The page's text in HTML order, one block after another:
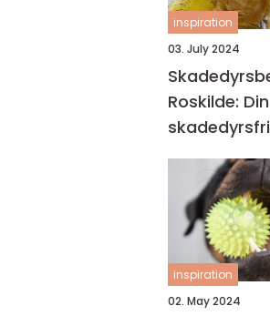
inspiration
03. July 2024
Roskilde:
inspiration
02. May 2024